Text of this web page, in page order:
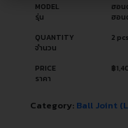
MODEL
รุ่น
ฮอน
ฮอน
QUANTITY
จำนวน
2
PRICE
ราคา
฿
Category: Ball Joint